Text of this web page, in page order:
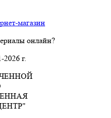
магазин
онлайн?
г.